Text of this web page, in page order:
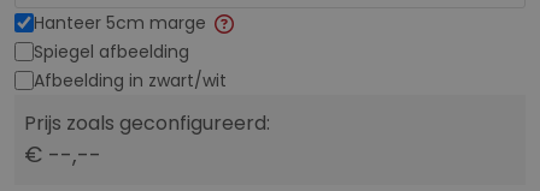
Hanteer 5cm marge
Spiegel afbeelding
Afbeelding in zwart/wit
Prijs zoals geconfigureerd:
€ --,--